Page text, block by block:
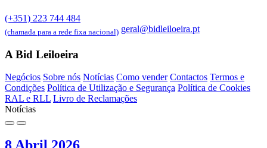
(+351) 223 744 484
(chamada para a rede fixa nacional) geral@bidleiloeira.pt
A Bid Leiloeira
Negócios Sobre nós Notícias Como vender Contactos Termos e
Condições Política de Utilização e Segurança Política de Cookies
RAL e RLL Livro de Reclamações
Notícias